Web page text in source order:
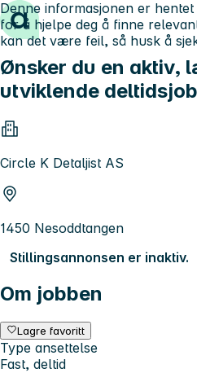
Hopp til innhold
Ønsker du en aktiv,
utviklende
Circle K Detaljist AS
1450 Nesoddtangen
Stillingsannonsen er inaktiv.
Om jobben
Lagre favoritt
Type ansettelse
Fast, deltid
Denne informasjonen er
for å hjelpe deg å finne
kan det være feil, så husk å